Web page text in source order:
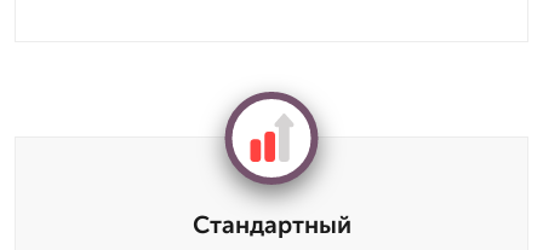
Стандартный